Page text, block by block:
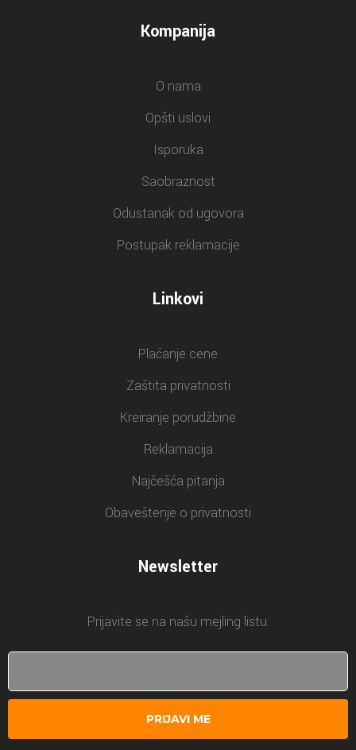
Kompanija
O nama
Opšti uslovi
Isporuka
Saobraznost
Odustanak od ugovora
Postupak reklamacije
Linkovi
Plaćanje cene
Zaštita privatnosti
Kreiranje porudžbine
Reklamacija
Najčešća pitanja
Obaveštenje o privatnosti
Newsletter
Prijavite se na našu mejling listu.
PRIJAVI ME